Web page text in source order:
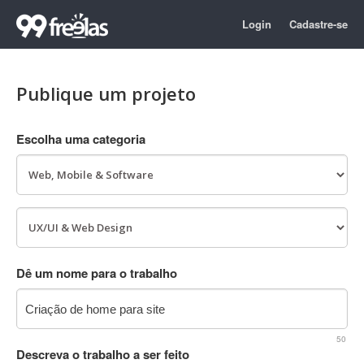
Login Cadastre-se
Publique um projeto
Escolha uma categoria
Dê um nome para o trabalho
50
Descreva o trabalho a ser feito